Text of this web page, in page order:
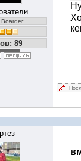
Boarder
89